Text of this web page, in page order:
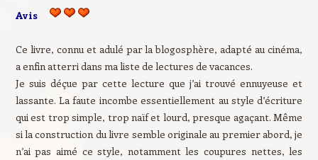
Avis
Ce livre, connu et adulé par la blogosphère, adapté au cinéma,
a enfin atterri dans ma liste de lectures de vacances.
Je suis déçue par cette lecture que j’ai trouvé ennuyeuse et
lassante. La faute incombe essentiellement au style d’écriture
qui est trop simple, trop naïf et lourd, presque agaçant. Même
si la construction du livre semble originale au premier abord, je
n’ai pas aimé ce style, notamment les coupures nettes, les